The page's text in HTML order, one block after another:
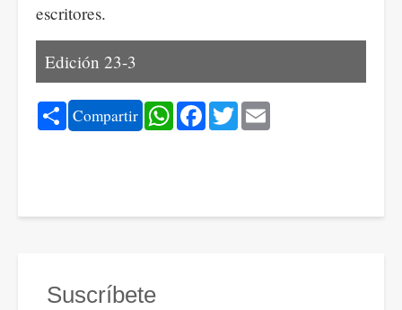
escritores.
Edición 23-3
Share
Compartir WhatsApp
Facebook
Twitter
Suscríbete